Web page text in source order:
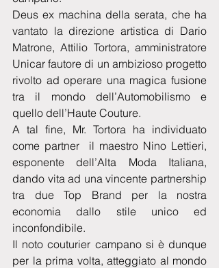
Deus ex machina della serata, che ha
vantato la direzione artistica di Dario
Matrone, Attilio Tortora, amministratore
Unicar fautore di un ambizioso progetto
rivolto ad operare una magica fusione
tra il mondo dell’Automobilismo e
quello dell’Haute Couture.
A tal fine, Mr. Tortora ha individuato
come partner  il maestro Nino Lettieri,
esponente dell’Alta Moda Italiana,
dando vita ad una vincente partnership
tra due Top Brand per la nostra
economia dallo stile unico ed
inconfondibile.
Il noto couturier campano si è dunque
per la prima volta, atteggiato al mondo